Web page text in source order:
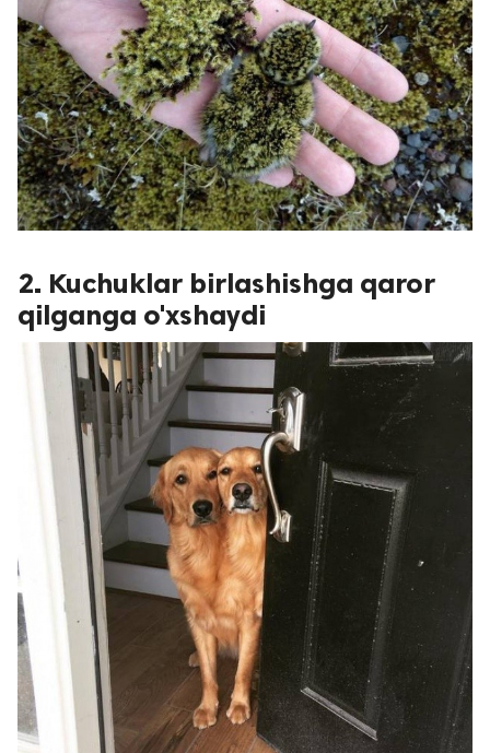
2. Kuchuklar birlashishga qaror
qilganga o'xshaydi